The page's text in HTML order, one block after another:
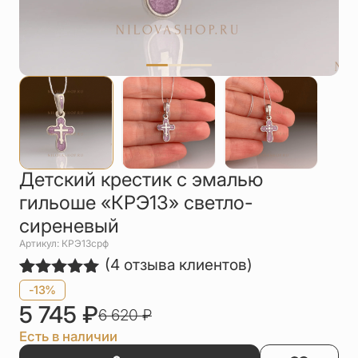
Цепи
Шнурки на
шею
Другое
Детский крестик с эмалью
гильоше «КРЭ13» светло-
сиреневый
Артикул: КРЭ13срф
Рейтинг
5.00из 5
на основе
опроса
4
пользователей
(4 отзыва клиентов)
-13%
5 745 ₽6 620₽
Есть в наличии